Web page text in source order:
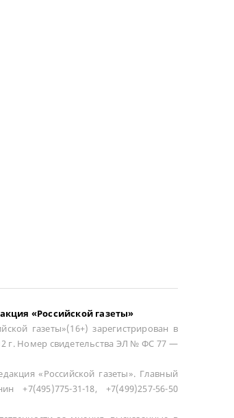
«Российской газеты»
газеты»(16+) зарегистрирован в
г. Номер свидетельства ЭЛ № ФС 77 —
«Российской газеты». Главный
+7(495)775-31-18, +7(499)257-56-50